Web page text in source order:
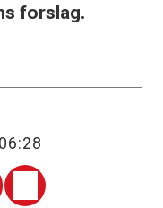
forslag.